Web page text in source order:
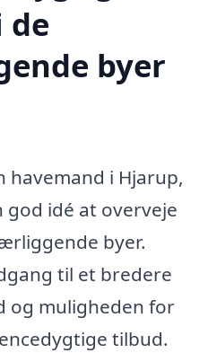
de
byer
havemand i Hjarup,
idé at overveje
byer.
til et bredere
og muligheden for
tilbud.